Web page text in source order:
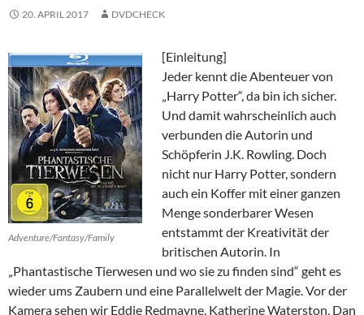
20. APRIL 2017 DVDCHECK
Adventure/Fantasy/Family
[Einleitung]
Jeder kennt die Abenteuer von
„Harry Potter“, da bin ich sicher.
Und damit wahrscheinlich auch
verbunden die Autorin und
Schöpferin J.K. Rowling. Doch
nicht nur Harry Potter, sondern
auch ein Koffer mit einer ganzen
Menge sonderbarer Wesen
entstammt der Kreativität der
britischen Autorin. In
„Phantastische Tierwesen und wo sie zu finden sind“ geht es
wieder ums Zaubern und eine Parallelwelt der Magie. Vor der
Kamera sehen wir Eddie Redmayne, Katherine Waterston, Dan